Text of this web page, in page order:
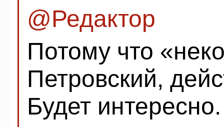
@Редактор
Потому что
Петровский,
Будет интересно.